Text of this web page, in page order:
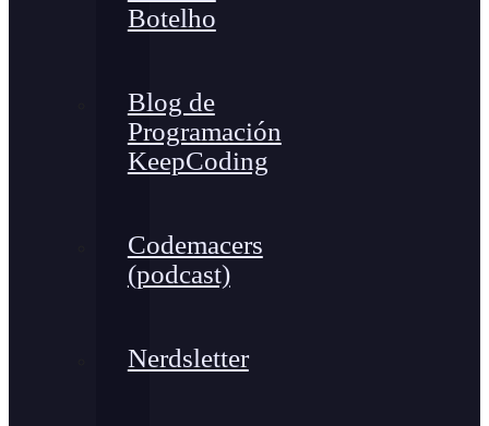
Botelho
Blog de
Programación
KeepCoding
Codemacers
(podcast)
Nerdsletter